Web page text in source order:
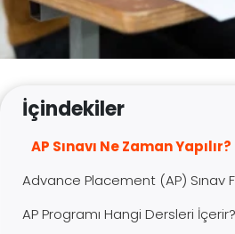
İçindekiler
AP Sınavı Ne Zaman Yapılır?
Advance Placement (AP) Sınav
AP Programı Hangi Dersleri İçerir?